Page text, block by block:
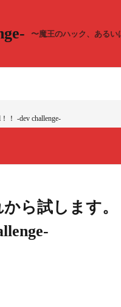
〜魔王のハック、あるい
！ -dev challenge-
ら試します。